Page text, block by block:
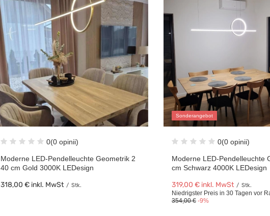
0(0 opinii)
Moderne LED-Pendelleuchte Geometrik 2
40 cm Gold 3000K LEDesign
318,00 € inkl. MwSt / Stk.
Sonderangebot
0(0 opinii)
Moderne LED-Pendelleuchte
cm Schwarz 4000K LEDesign
319,00 € inkl. MwSt / Stk.
Niedrigster Preis in 30 Tagen vor
354,00 € -9%